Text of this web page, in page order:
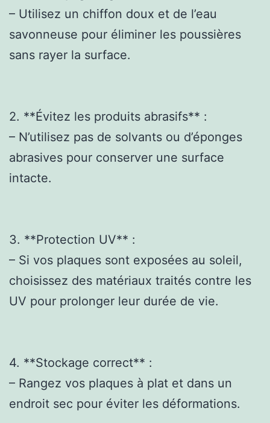
– Utilisez un chiffon doux et de l’eau
savonneuse pour éliminer les poussières
sans rayer la surface.
2. **Évitez les produits abrasifs** :
– N’utilisez pas de solvants ou d’éponges
abrasives pour conserver une surface
intacte.
3. **Protection UV** :
– Si vos plaques sont exposées au soleil,
choisissez des matériaux traités contre les
UV pour prolonger leur durée de vie.
4. **Stockage correct** :
– Rangez vos plaques à plat et dans un
endroit sec pour éviter les déformations.